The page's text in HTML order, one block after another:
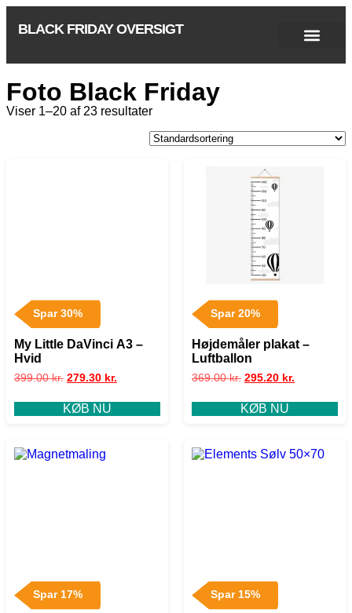
BLACK FRIDAY OVERSIGT
Foto Black Friday
Viser 1–20 af 23 resultater
Spar 30%
My Little DaVinci A3 –
Hvid
399.00kr. 279.30 kr.
KØB NU
Spar 20%
Højdemåler plakat –
Luftballon
369.00kr. 295.20 kr.
KØB NU
Spar 17% Spar 15%